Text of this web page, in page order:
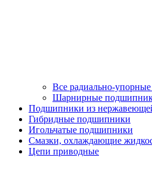
Все радиально-
Шарнирные
Подшипники из
Гибридные подшипники
Игольчатые подшипники
Смазки, охлаждающие
Цепи приводные